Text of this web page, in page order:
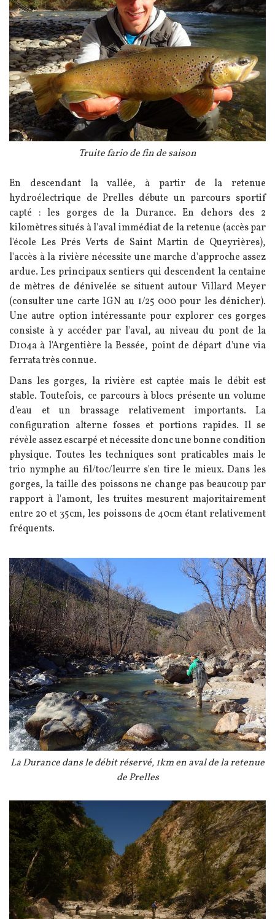
Truite fario de fin de saison
Texte
En descendant la vallée, à partir de la retenue
hydroélectrique de Prelles débute un parcours sportif
capté : les gorges de la Durance. En dehors des 2
kilomètres situés à l'aval immédiat de la retenue (accès par
l'école Les Prés Verts de Saint Martin de Queyrières),
l'accès à la rivière nécessite une marche d'approche assez
ardue. Les principaux sentiers qui descendent la centaine
de mètres de dénivelée se situent autour Villard Meyer
(consulter une carte IGN au 1/25 000 pour les dénicher).
Une autre option intéressante pour explorer ces gorges
consiste à y accéder par l'aval, au niveau du pont de la
D104a à l'Argentière la Bessée, point de départ d'une via
ferrata très connue.
Dans les gorges, la rivière est captée mais le débit est
stable. Toutefois, ce parcours à blocs présente un volume
d'eau et un brassage relativement importants. La
configuration alterne fosses et portions rapides. Il se
révèle assez escarpé et nécessite donc une bonne condition
physique. Toutes les techniques sont praticables mais le
trio nymphe au fil/toc/leurre s'en tire le mieux. Dans les
gorges, la taille des poissons ne change pas beaucoup par
rapport à l'amont, les truites mesurent majoritairement
entre 20 et 35cm, les poissons de 40cm étant relativement
fréquents.
Image
Légende
La Durance dans le débit réservé, 1km en aval de la retenue
de Prelles
Image